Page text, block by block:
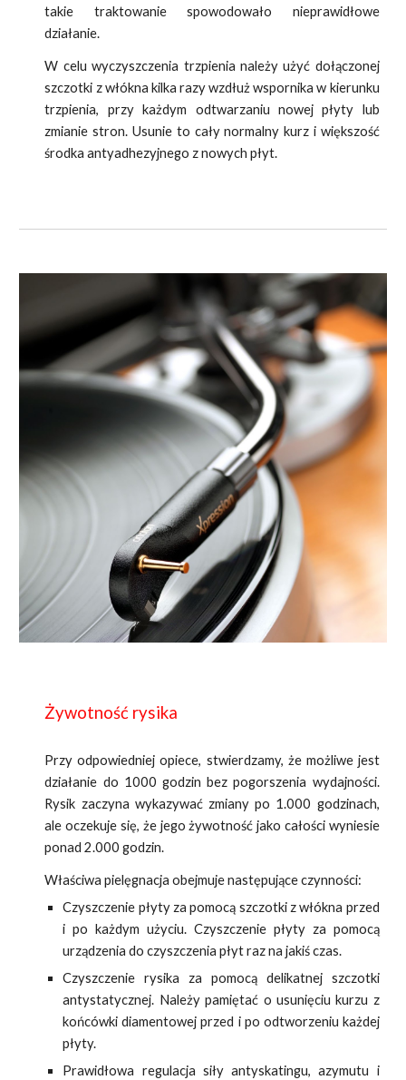
takie traktowanie spowodowało nieprawidłowe
działanie.
W celu wyczyszczenia trzpienia należy użyć dołączonej
szczotki z włókna kilka razy wzdłuż wspornika w kierunku
trzpienia, przy każdym odtwarzaniu nowej płyty lub
zmianie stron. Usunie to cały normalny kurz i większość
środka antyadhezyjnego z nowych płyt.
Żywotność rysika
Przy odpowiedniej opiece, stwierdzamy, że możliwe jest
działanie do 1000 godzin bez pogorszenia wydajności.
Rysik zaczyna wykazywać zmiany po 1.000 godzinach,
ale oczekuje się, że jego żywotność jako całości wyniesie
ponad 2.000 godzin.
Właściwa pielęgnacja obejmuje następujące czynności:
Czyszczenie płyty za pomocą szczotki z włókna przed
i po każdym użyciu. Czyszczenie płyty za pomocą
urządzenia do czyszczenia płyt raz na jakiś czas.
Czyszczenie rysika za pomocą delikatnej szczotki
antystatycznej. Należy pamiętać o usunięciu kurzu z
końcówki diamentowej przed i po odtworzeniu każdej
płyty.
Prawidłowa regulacja siły antyskatingu, azymutu i